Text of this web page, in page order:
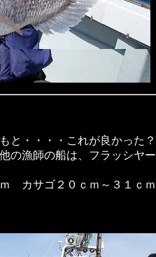
・・・・これが良かった
の漁師の船は、フラッシ
カサゴ２０ｃｍ～３１ｃ